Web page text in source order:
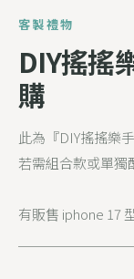
客製禮物
DIY搖搖
購
此為『DIY搖搖樂
若需組合款或單獨
有販售 iphone 17